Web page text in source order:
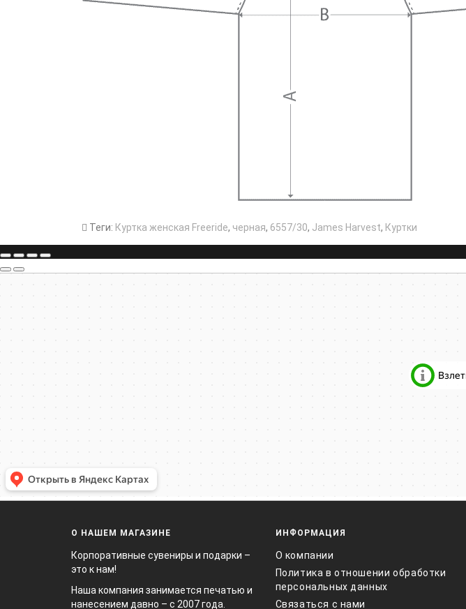
Теги: Куртка женская Freeride, черная, 6557/30, James Harvest, Куртки
О НАШЕМ МАГАЗИНЕ
Корпоративные сувениры и подарки –
это к нам!
Наша компания занимается печатью и
нанесением давно – с 2007 года.
ИНФОРМАЦИЯ
О компании
Политика в отношении обработки
персональных данных
Связаться с нами